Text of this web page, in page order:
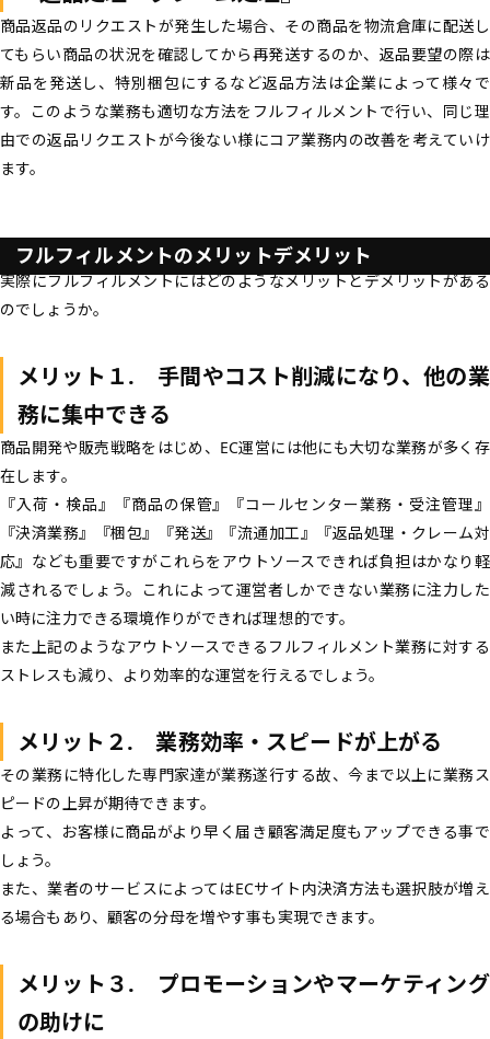
商品返品のリクエストが発生した場合、その商品を物流倉庫に配送し
てもらい商品の状況を確認してから再発送するのか、返品要望の際は
新品を発送し、特別梱包にするなど返品方法は企業によって様々で
す。このような業務も適切な方法をフルフィルメントで行い、同じ理
由での返品リクエストが今後ない様にコア業務内の改善を考えていけ
ます。
フルフィルメントのメリットデメリット
実際にフルフィルメントにはどのようなメリットとデメリットがある
のでしょうか。
メリット１. 手間やコスト削減になり、他の業
務に集中できる
商品開発や販売戦略をはじめ、EC運営には他にも大切な業務が多く存
在します。
『入荷・検品』『商品の保管』『コールセンター業務・受注管理』
『決済業務』『梱包』『発送』『流通加工』『返品処理・クレーム対
応』なども重要ですがこれらをアウトソースできれば負担はかなり軽
減されるでしょう。これによって運営者しかできない業務に注力した
い時に注力できる環境作りができれば理想的です。
また上記のようなアウトソースできるフルフィルメント業務に対する
ストレスも減り、より効率的な運営を行えるでしょう。
メリット２. 業務効率・スピードが上がる
その業務に特化した専門家達が業務遂行する故、今まで以上に業務ス
ピードの上昇が期待できます。
よって、お客様に商品がより早く届き顧客満足度もアップできる事で
しょう。
また、業者のサービスによってはECサイト内決済方法も選択肢が増え
る場合もあり、顧客の分母を増やす事も実現できます。
メリット３. プロモーションやマーケティング
の助けに